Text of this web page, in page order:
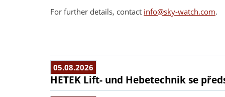
For further details, contact info@sky-watch.com.
05.08.2026
HETEK Lift- und Hebetechnik se